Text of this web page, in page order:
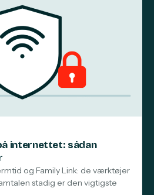
internettet: sådan
og Family Link: de værktøjer
stadig er den vigtigste